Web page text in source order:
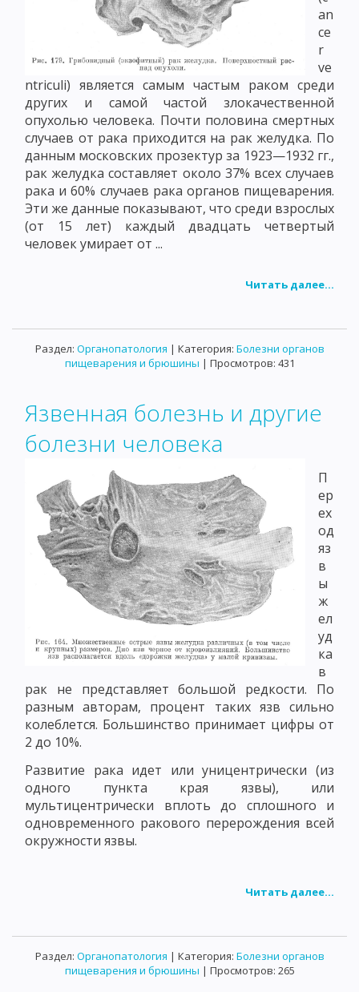
an
ce
r
ve
ntriculi) является самым частым раком среди
других и самой частой злокачественной
опухолью человека. Почти половина смертных
случаев от рака приходится на рак желудка. По
данным московских прозектур за 1923—1932 гг.,
рак желудка составляет около 37% всех случаев
рака и 60% случаев рака органов пищеварения.
Эти же данные показывают, что среди взрослых
(от 15 лет) каждый двадцать четвертый
человек умирает от ...
Читать далее...
Раздел: Органопатология | Категория: Болезни органов
пищеварения и брюшины | Просмотров: 431
Язвенная болезнь и другие
болезни человека
П
ер
ех
од
яз
в
ы
ж
ел
уд
ка
в
рак не представляет большой редкости. По
разным авторам, процент таких язв сильно
колеблется. Большинство принимает цифры от
2 до 10%.
Развитие рака идет или уницентрически (из
одного пункта края язвы), или
мультицентрически вплоть до сплошного и
одновременного ракового перерождения всей
окружности язвы.
Читать далее...
Раздел: Органопатология | Категория: Болезни органов
пищеварения и брюшины | Просмотров: 265